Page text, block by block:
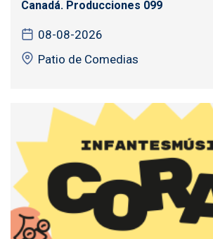
Canadá. Producciones 099
08-08-2026
Patio de Comedias